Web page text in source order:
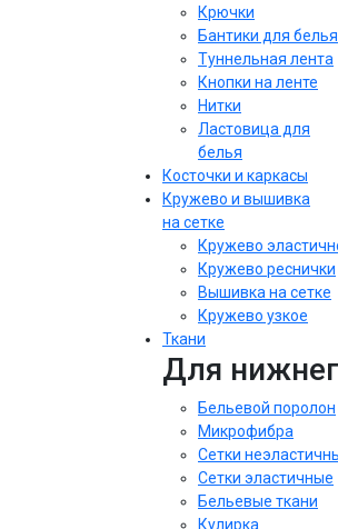
Крючки
Бантики для белья
Туннельная лента
Кнопки на ленте
Нитки
Ластовица для
белья
Косточки и каркасы
Кружево и вышивка
на сетке
Кружево
Кружево реснички
Вышивка на сетке
Кружево узкое
Ткани
Для
Бельевой поролон
Микрофибра
Сетки
Сетки эластичные
Бельевые ткани
Кулирка